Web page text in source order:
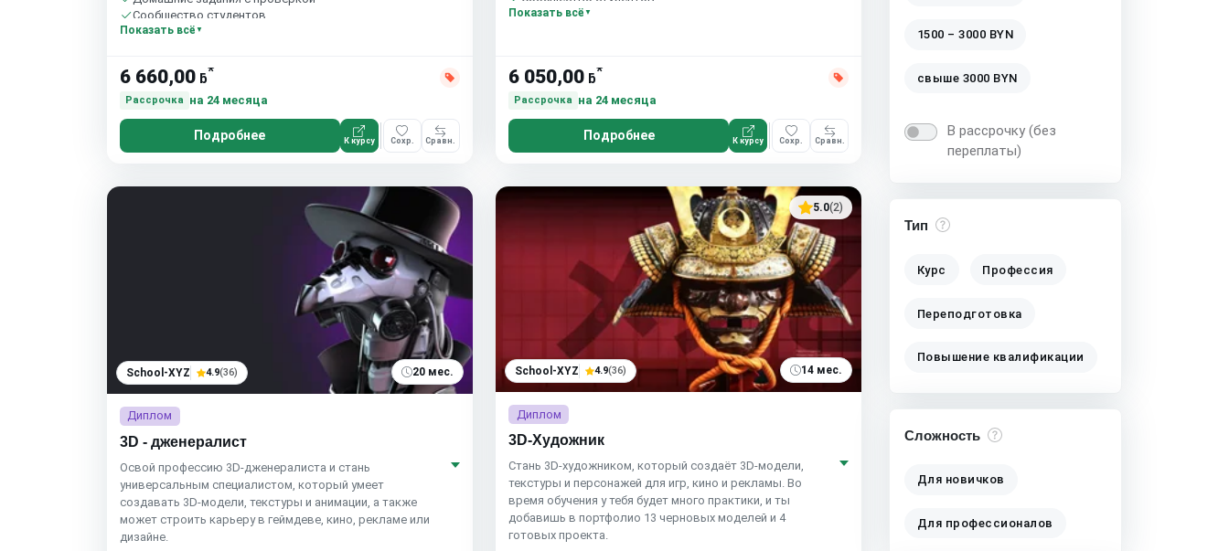
Сообщество студентов
Показать всё
6 660,00 ƃ*
Рассрочка на 24 месяца
Подробнее К курсу Сохр. Сравн.
Показать всё
6 050,00 ƃ*
Рассрочка на 24 месяца
Подробнее К курсу Сохр. Сравн.
School-XYZ 4.9(36) 20 мес.
Диплом
3D - дженералист
Освой профессию 3D-дженералиста и стань
универсальным специалистом, который умеет
создавать 3D-модели, текстуры и анимации, а также
может строить карьеру в геймдеве, кино, рекламе или
дизайне.
5.0(2)
School-XYZ 4.9(36) 14 мес.
Диплом
3D-Художник
Стань 3D-художником, который создаёт 3D-модели,
текстуры и персонажей для игр, кино и рекламы. Во
время обучения у тебя будет много практики, и ты
добавишь в портфолио 13 черновых моделей и 4
готовых проекта.
1500 – 3000 BYN
свыше 3000 BYN
В рассрочку (без
переплаты)
Тип
Курс Профессия
Переподготовка
Повышение квалификации
Сложность
Для новичков
Для профессионалов